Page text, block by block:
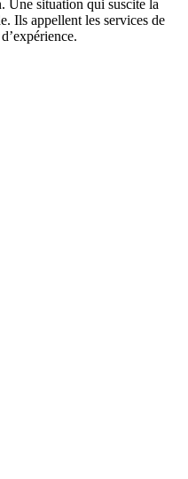
Une situation qui suscite la
Ils appellent les services de